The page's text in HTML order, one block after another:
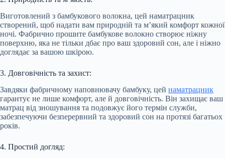
Виготовлений з бамбукового волокна, цей наматрацник
створений, щоб надати вам природній та м’який комфорт кожної
ночі. Фабрично прошите бамбукове волокно створює ніжну
поверхню, яка не тільки дбає про ваш здоровий сон, але і ніжно
доглядає за вашою шкірою.
3. Довговічність та захист:
Завдяки фабричному наповнювачу бамбуку, цей наматрацник
гарантує не лише комфорт, але й довговічність. Він захищає ваш
матрац від зношування та подовжує його термін служби,
забезпечуючи безперервний та здоровий сон на протязі багатьох
років.
4. Простий догляд: